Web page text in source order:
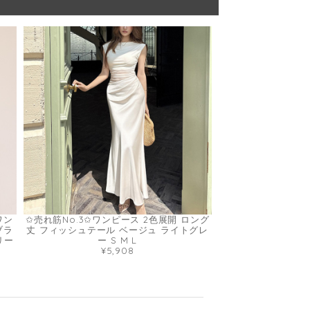
ン
ー
✩売れ筋No.3✩ワンピース 2色展開 ロング
丈 フィッシュテール ベージュ ライトグレ
ー S M L
¥5,908